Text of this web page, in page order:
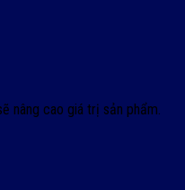
nâng cao giá trị sản phẩm.